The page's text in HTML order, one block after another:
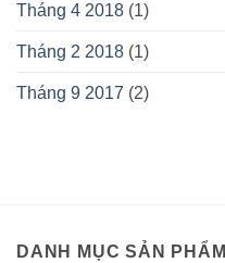
Tháng 4 2018 (1)
Tháng 2 2018 (1)
Tháng 9 2017 (2)
DANH MỤC SẢN PHẨM